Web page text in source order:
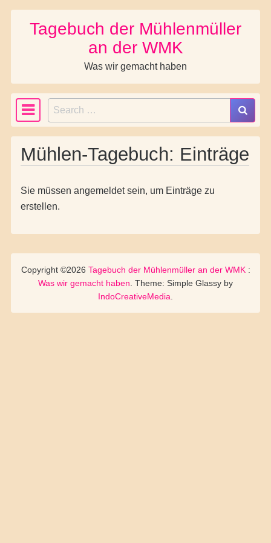
Skip to content
Tagebuch der Mühlenmüller
an der WMK
Was wir gemacht haben
Main Navigation
Search
Mühlen-Tagebuch: Einträge
Sie müssen angemeldet sein, um Einträge zu
erstellen.
Copyright ©2026 Tagebuch der Mühlenmüller an der WMK:
Was wir gemacht haben . Theme: Simple Glassy by
IndoCreativeMedia